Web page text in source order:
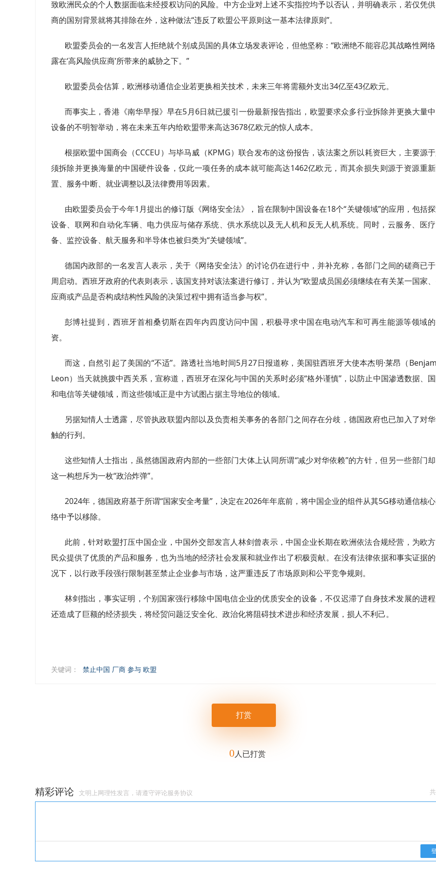
致欧洲民众的个人数据面临未经授权访问的风险。中方企业对上述不实指控均予以否认，并明确表示，若仅凭
商的国别背景就将其排除在外，这种做法“违反了欧盟公平原则这一基本法律原则”。
欧盟委员会的一名发言人拒绝就个别成员国的具体立场发表评论，但他坚称：“欧洲绝不能容忍其战略性网
露在‘高风险供应商’所带来的威胁之下。”
欧盟委员会估算，欧洲移动通信企业若更换相关技术，未来三年将需额外支出34亿至43亿欧元。
而事实上，香港《南华早报》早在5月6日就已援引一份最新报告指出，欧盟要求众多行业拆除并更换大量
设备的不明智举动，将在未来五年内给欧盟带来高达3678亿欧元的惊人成本。
根据欧盟中国商会（CCCEU）与毕马威（KPMG）联合发布的这份报告，该法案之所以耗资巨大，主要源
须拆除并更换海量的中国硬件设备，仅此一项任务的成本就可能高达1462亿欧元，而其余损失则源于资源重
置、服务中断、就业调整以及法律费用等因素。
由欧盟委员会于今年1月提出的修订版《网络安全法》，旨在限制中国设备在18个“关键领域”的应用，包括
设备、联网和自动化车辆、电力供应与储存系统、供水系统以及无人机和反无人机系统。同时，云服务、医
备、监控设备、航天服务和半导体也被归类为“关键领域”。
德国内政部的一名发言人表示，关于《网络安全法》的讨论仍在进行中，并补充称，各部门之间的磋商已
周启动。西班牙政府的代表则表示，该国支持对该法案进行修订，并认为“欧盟成员国必须继续在有关某一国家
应商或产品是否构成结构性风险的决策过程中拥有适当参与权”。
彭博社提到，西班牙首相桑切斯在四年内四度访问中国，积极寻求中国在电动汽车和可再生能源等领域
资。
而这，自然引起了美国的“不适”。路透社当地时间5月27日报道称，美国驻西班牙大使本杰明·莱昂（
Leon）当天就挑拨中西关系，宣称道，西班牙在深化与中国的关系时必须“格外谨慎”，以防止中国渗透数据、
和电信等关键领域，而这些领域正是中方试图占据主导地位的领域。
另据知情人士透露，尽管执政联盟内部以及负责相关事务的各部门之间存在分歧，德国政府也已加入了对
触的行列。
这些知情人士指出，虽然德国政府内部的一些部门大体上认同所谓“减少对华依赖”的方针，但另一些部门
这一构想斥为一枚“政治炸弹”。
2024年，德国政府基于所谓“国家安全考量”，决定在2026年年底前，将中国企业的组件从其5G移动通信核
络中予以移除。
此前，针对欧盟打压中国企业，中国外交部发言人林剑曾表示，中国企业长期在欧洲依法合规经营，为欧
民众提供了优质的产品和服务，也为当地的经济社会发展和就业作出了积极贡献。在没有法律依据和事实证据
况下，以行政手段强行限制甚至禁止企业参与市场，这严重违反了市场原则和公平竞争规则。
林剑指出，事实证明，个别国家强行移除中国电信企业的优质安全的设备，不仅迟滞了自身技术发展的进程
还造成了巨额的经济损失，将经贸问题泛安全化、政治化将阻碍技术进步和经济发展，损人不利己。
关键词： 禁止中国 厂商 参与 欧盟
打赏
0人已打赏
精彩评论 文明上网理性发言，请遵守评论服务协议